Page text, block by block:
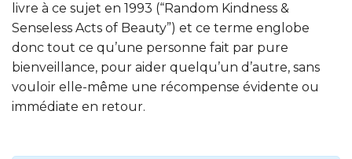
livre à ce sujet en 1993 (“Random Kindness &
Senseless Acts of Beauty”) et ce terme englobe
donc tout ce qu’une personne fait par pure
bienveillance, pour aider quelqu’un d’autre, sans
vouloir elle-même une récompense évidente ou
immédiate en retour.